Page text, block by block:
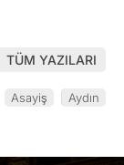
TÜM YAZILARI
Asayiş Aydın